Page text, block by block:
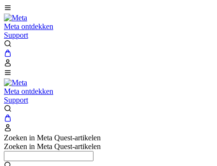
Meta ontdekken
Support
Meta ontdekken
Support
Zoeken in Meta Quest-artikelen
Zoeken in Meta Quest-artikelen